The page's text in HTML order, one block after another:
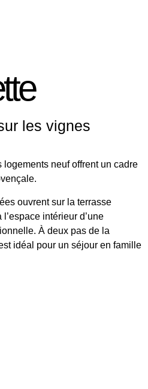
les vignes
logements neuf offrent un cadre
ouvrent sur la terrasse
intérieur d’une
À deux pas de la
idéal pour un séjour en famille